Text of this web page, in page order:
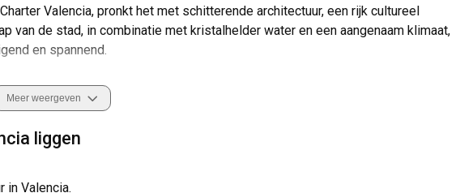
Valencia, pronkt het met schitterende architectuur, een rijk cultureel
van de stad, in combinatie met kristalhelder water en een aangenaam klimaat,
en spannend.
genieten van watersporten, variërend van diepzeeduiken tot kite-
schoonheid te genieten. De lokale jachthavens in Valencia zijn goed
-diensten. De maritieme veiligheidsmaatregelen zijn van de hoogste
van de stad, die een eeuwenoude zeiltraditie viert. Ontdek de charme van
Meer weergeven
liggen
in Valencia.